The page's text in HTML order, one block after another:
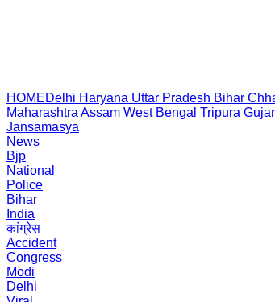
HOMEDelhi Haryana Uttar Pradesh Bihar
Maharashtra Assam West Bengal Tripura
Jansamasya
News
Bjp
National
Police
Bihar
India
कांग्रेस
Accident
Congress
Modi
Delhi